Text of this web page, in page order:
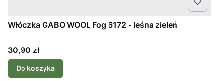
Włóczka GABO WOOL Fog 6172 - leśna zieleń
Cena
30,90 zł
Do koszyka